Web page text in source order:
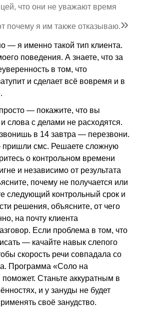
что они не уважают время
почему я им также отказываю.»
— я именно такой тип клиента.
поведения. А знаете, что за
в том, что
и сделает всё вовремя и в
— покажите, что вы
и слова с делами не расходятся.
в 14 завтра — перезвони.
смс. Решаете сложную
о контрольном времени
и независимо от результата
почему не получается или
следующий контрольный срок и
решения, объясните, от чего
на почту клиента
Если проблема в том, что
— качайте навык слепого
скорость речи совпадала со
Программа «Соло на
Станьте аккуратным в
и у зануды не будет
своё занудство.